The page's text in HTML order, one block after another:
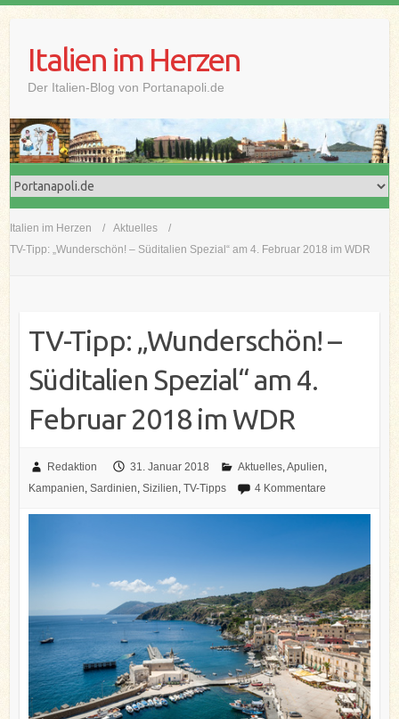
contentItalien im Herzen
Der Italien-Blog von Portanapoli.de
Italien im Herzen
Aktuelles
TV-Tipp: „Wunderschön! – Süditalien Spezial“ am 4. Februar 2018 im WDR
TV-Tipp: „Wunderschön! –
Süditalien Spezial“ am 4.
Februar 2018 im WDR
Redaktion 31. Januar 2018 Aktuelles,Apulien,
Kampanien, Sardinien, Sizilien, TV-Tipps 4 Kommentare